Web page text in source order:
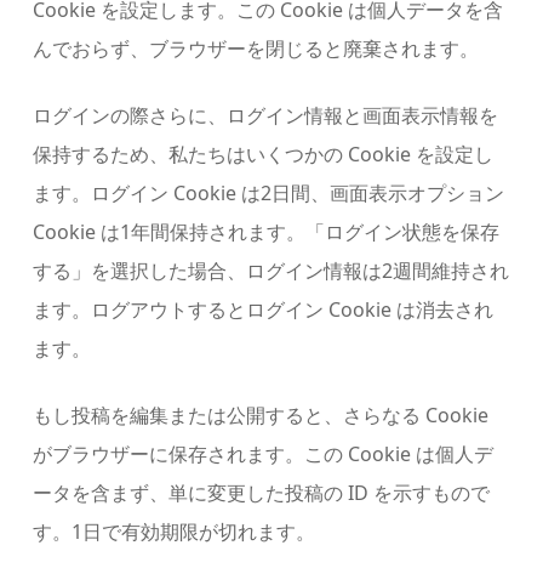
Cookie を設定します。この Cookie は個人データを含
んでおらず、ブラウザーを閉じると廃棄されます。
ログインの際さらに、ログイン情報と画面表示情報を
保持するため、私たちはいくつかの Cookie を設定し
ます。ログイン Cookie は2日間、画面表示オプション
Cookie は1年間保持されます。「ログイン状態を保存
する」を選択した場合、ログイン情報は2週間維持され
ます。ログアウトするとログイン Cookie は消去され
ます。
もし投稿を編集または公開すると、さらなる Cookie
がブラウザーに保存されます。この Cookie は個人デ
ータを含まず、単に変更した投稿の ID を示すもので
す。1日で有効期限が切れます。